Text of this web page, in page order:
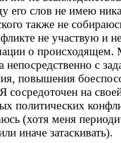
его слов не имею
также не
не участвую и
о происходящем.
непосредственно с
повышения
на
политических
(хотя меня
иначе затаскивать).